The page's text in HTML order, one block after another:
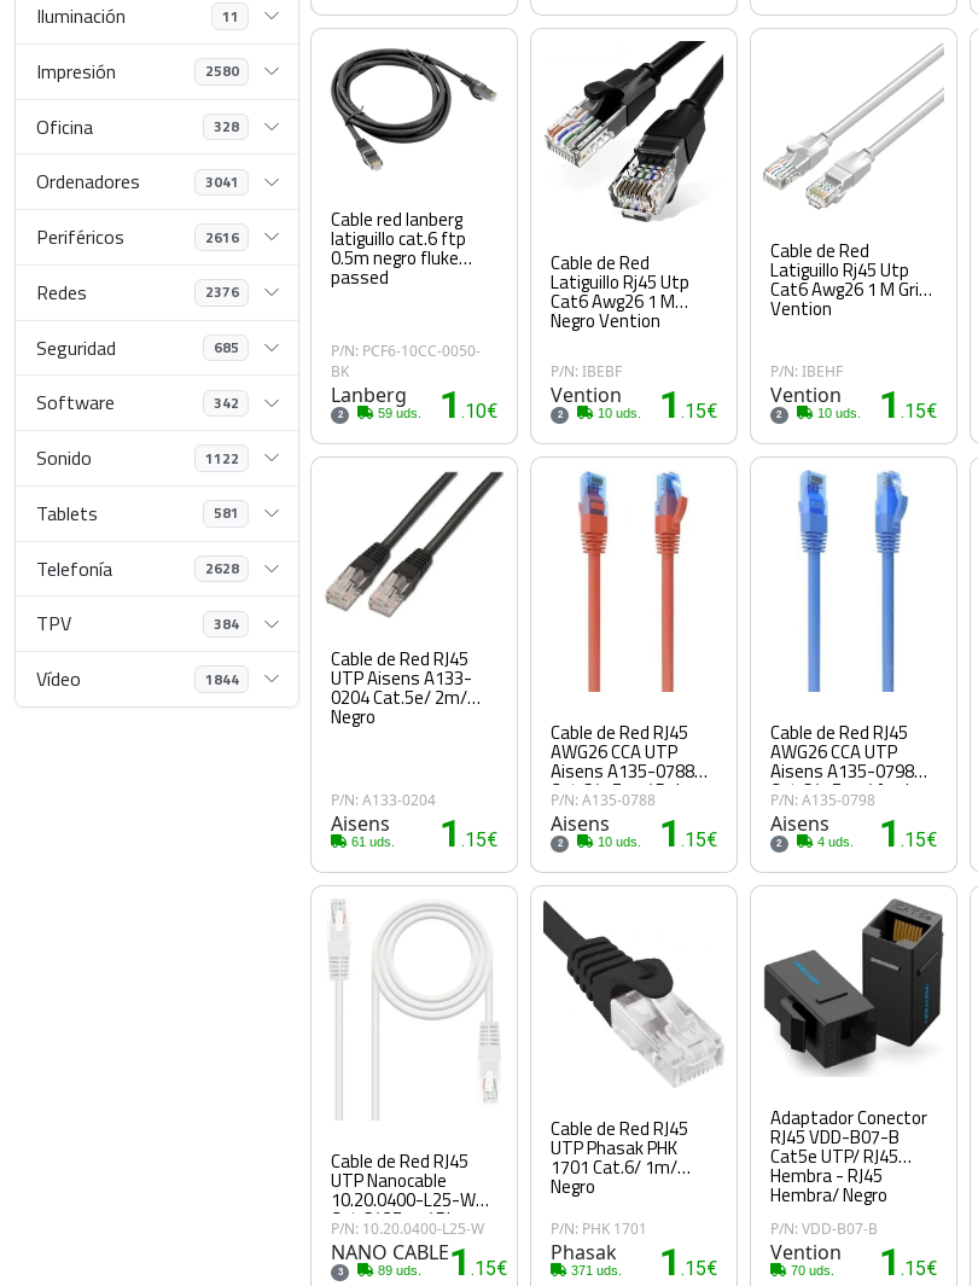
Iluminación 11
Impresión 2580
Oficina 328
Ordenadores 3041
Periféricos 2616
Redes 2376
Seguridad 685
Software 342
Sonido 1122
Tablets 581
Telefonía 2628
TPV 384
Vídeo 1844
Cable red lanberg
latiguillo cat.6 ftp
0.5m negro fluke
passed
P/N: PCF6-10CC-0050-
BK
Lanberg
2 59 uds. 1.10€
Cable de Red
Latiguillo Rj45 Utp
Cat6 Awg26 1 M
Negro Vention
P/N: IBEBF
Vention
2 10 uds. 1.15€
Cable de Red
Latiguillo Rj45 Utp
Cat6 Awg26 1 M Gris
Vention
P/N: IBEHF
Vention
2 10 uds. 1.15€
Cable de Red RJ45
UTP Aisens A133-
0204 Cat.5e/ 2m/
Negro
P/N: A133-0204
Aisens
61 uds. 1.15€
Cable de Red RJ45
AWG26 CCA UTP
Aisens A135-0788
Cat.6/ 75cm/ Rojo
P/N: A135-0788
Aisens
2 10 uds. 1.15€
Cable de Red RJ45
AWG26 CCA UTP
Aisens A135-0798
Cat.6/ 75cm/ Azul
P/N: A135-0798
Aisens
2 4 uds. 1.15€
Cable de Red RJ45
UTP Nanocable
10.20.0400-L25-W
Cat.6/ 25cm/ Blanco
P/N: 10.20.0400-L25-W
NANO CABLE
3 89 uds. 1.15€
Cable de Red RJ45
UTP Phasak PHK
1701 Cat.6/ 1m/
Negro
P/N: PHK 1701
Phasak
371 uds. 1.15€
Adaptador Conector
RJ45 VDD-B07-B
Cat5e UTP/ RJ45
Hembra - RJ45
Hembra/ Negro
P/N: VDD-B07-B
Vention
70 uds. 1.15€